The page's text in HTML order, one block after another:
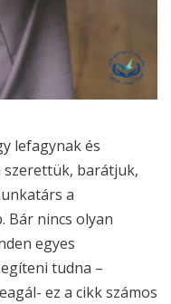
lefagynak és
barátjuk,
a
Bár nincs olyan
egyes
tudna –
ez a cikk számos